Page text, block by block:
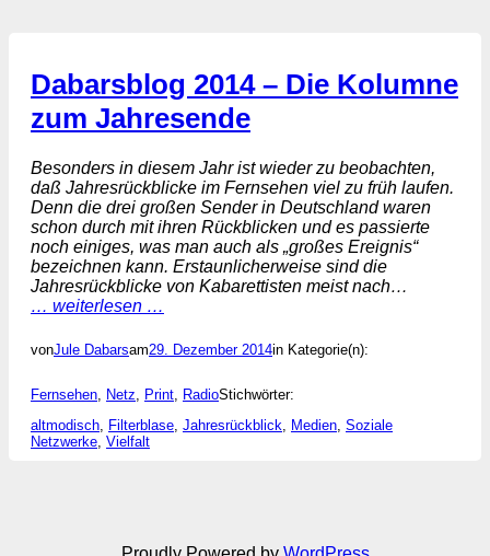
Dabarsblog 2014 – Die Kolumne
zum Jahresende
Besonders in diesem Jahr ist wieder zu beobachten,
daß Jahresrückblicke im Fernsehen viel zu früh laufen.
Denn die drei großen Sender in Deutschland waren
schon durch mit ihren Rückblicken und es passierte
noch einiges, was man auch als „großes Ereignis“
bezeichnen kann. Erstaunlicherweise sind die
Jahresrückblicke von Kabarettisten meist nach…
… weiterlesen …
vonJule Dabarsam29. Dezember 2014in Kategorie(n):
Fernsehen, Netz, Print, RadioStichwörter:
altmodisch, Filterblase, Jahresrückblick, Medien, Soziale
Netzwerke, Vielfalt